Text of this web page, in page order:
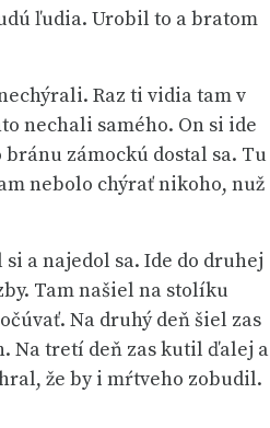
ľudia. Urobil to a bratom
Raz ti vidia tam v
nechali samého. On si ide
zámockú dostal sa. Tu
nebolo chýrať nikoho, nuž
a najedol sa. Ide do druhej
Tam našiel na stolíku
Na druhý deň šiel zas
Na tretí deň zas kutil ďalej a
že by i mŕtveho zobudil.